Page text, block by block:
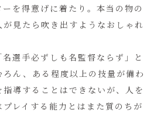
を得意げに着たり。本当の物の
見たら吹き出すようなおしゃれ
選手必ずしも名監督ならず」と
ん、ある程度以上の技量が備わ
導することはできないが、人を
レイする能力とはまた質のちが